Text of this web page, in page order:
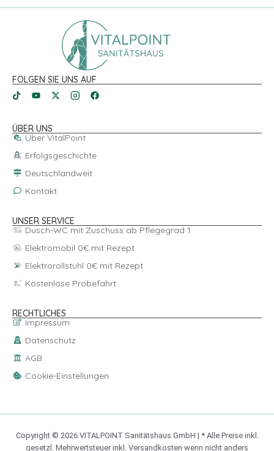
FOLGEN SIE UNS AUF
ÜBER UNS
Über VitalPoint
Erfolgsgeschichte
Deutschlandweit
Kontakt
UNSER SERVICE
Dusch-WC mit Zuschuss ab Pflegegrad 1
Elektromobil 0€ mit Rezept
Elektrorollstuhl 0€ mit Rezept
Kostenlose Probefahrt
RECHTLICHES
Impressum
Datenschutz
AGB
Cookie-Einstellungen
Copyright © 2026 VITALPOINT Sanitätshaus GmbH | * Alle Preise inkl.
gesetzl. Mehrwertsteuer inkl. Versandkosten wenn nicht anders
auszuspielen.
TikTok Pixel.